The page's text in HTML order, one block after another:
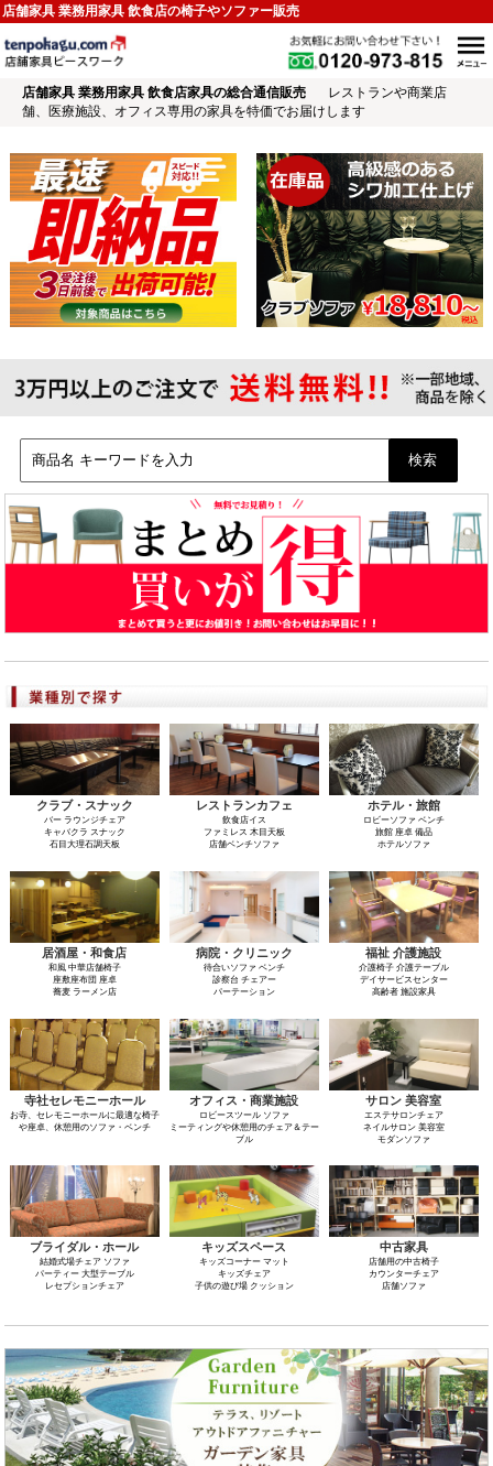
店舗家具 業務用家具 飲食店の椅子やソファー販売
店舗家具 業務用家具 飲食店家具の総合通信販売
レストランや商業店
舗、医療施設、オフィス専用の家具を特価でお届けします
クラブ・スナック
バー ラウンジチェア
キャバクラ スナック
石目大理石調天板
レストランカフェ
飲食店イス
ファミレス 木目天板
店舗ベンチソファ
ホテル・旅館
ロビーソファ ベンチ
旅館 座卓 備品
ホテルソファ
居酒屋・和食店
和風 中華店舗椅子
座敷座布団 座卓
蕎麦 ラーメン店
病院・クリニック
待合いソファ ベンチ
診察台 チェアー
パーテーション
福祉 介護施設
介護椅子 介護テーブル
デイサービスセンター
高齢者 施設家具
寺社セレモニーホール
お寺、セレモニーホールに最適な椅子
や座卓、休憩用のソファ・ベンチ
オフィス・商業施設
ロビースツール ソファ
ミーティングや休憩用のチェア＆テー
ブル
サロン 美容室
エステサロンチェア
ネイルサロン 美容室
モダンソファ
ブライダル・ホール
結婚式場チェア ソファ
パーティー 大型テーブル
レセプションチェア
キッズスペース
キッズコーナー マット
キッズチェア
子供の遊び場 クッション
中古家具
店舗用の中古椅子
カウンターチェア
店舗ソファ